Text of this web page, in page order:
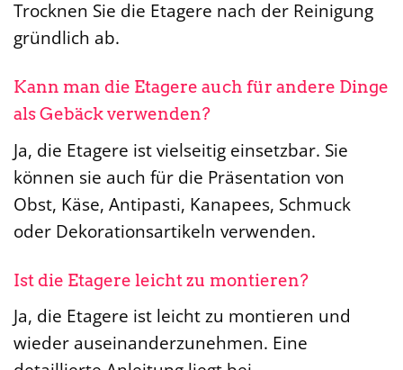
Trocknen Sie die Etagere nach der Reinigung
gründlich ab.
Kann man die Etagere auch für andere Dinge
als Gebäck verwenden?
Ja, die Etagere ist vielseitig einsetzbar. Sie
können sie auch für die Präsentation von
Obst, Käse, Antipasti, Kanapees, Schmuck
oder Dekorationsartikeln verwenden.
Ist die Etagere leicht zu montieren?
Ja, die Etagere ist leicht zu montieren und
wieder auseinanderzunehmen. Eine